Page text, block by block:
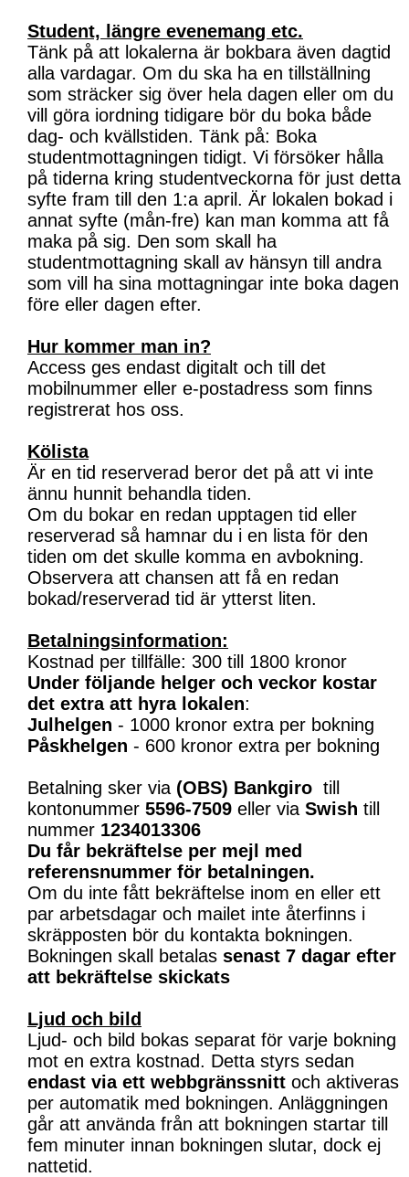
Student, längre evenemang etc.
Tänk på att lokalerna är bokbara även dagtid
alla vardagar. Om du ska ha en tillställning
som sträcker sig över hela dagen eller om du
vill göra iordning tidigare bör du boka både
dag- och kvällstiden. Tänk på: Boka
studentmottagningen tidigt. Vi försöker hålla
på tiderna kring studentveckorna för just detta
syfte fram till den 1:a april. Är lokalen bokad i
annat syfte (mån-fre) kan man komma att få
maka på sig. Den som skall ha
studentmottagning skall av hänsyn till andra
som vill ha sina mottagningar inte boka dagen
före eller dagen efter.
Hur kommer man in?
Access ges endast digitalt och till det
mobilnummer eller e-postadress som finns
registrerat hos oss.
Kölista
Är en tid reserverad beror det på att vi inte
ännu hunnit behandla tiden.
Om du bokar en redan upptagen tid eller
reserverad så hamnar du i en lista för den
tiden om det skulle komma en avbokning.
Observera att chansen att få en redan
bokad/reserverad tid är ytterst liten.
Betalningsinformation:
Kostnad per tillfälle: 300 till 1800 kronor
Under följande helger och veckor kostar
det extra att hyra lokalen:
Julhelgen - 1000 kronor extra per bokning
Påskhelgen - 600 kronor extra per bokning
Betalning sker via (OBS) Bankgiro till
kontonummer 5596-7509 eller via Swish till
nummer 1234013306
Du får bekräftelse per mejl med
referensnummer för betalningen.
Om du inte fått bekräftelse inom en eller ett
par arbetsdagar och mailet inte återfinns i
skräpposten bör du kontakta bokningen.
Bokningen skall betalas senast 7 dagar efter
att bekräftelse skickats
Ljud och bild
Ljud- och bild bokas separat för varje bokning
mot en extra kostnad. Detta styrs sedan
endast via ett webbgränssnitt och aktiveras
per automatik med bokningen. Anläggningen
går att använda från att bokningen startar till
fem minuter innan bokningen slutar, dock ej
nattetid.